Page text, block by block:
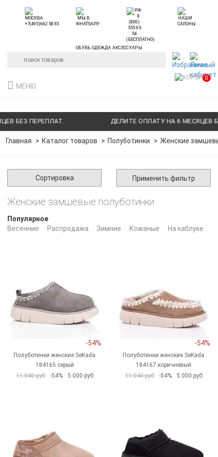
БЕЗ ПЕРЕПЛАТ. ДЕЛИТЕ ОПЛАТУ НА 6 МЕСЯЦЕВ
ОБУВЬ ОДЕЖДА АКСЕССУАРЫ
МЕНЮ
0
Главная Каталог товаров Полуботинки Женские
Сортировка Применить фильтр
Популярное
Весенние
Распродажа Зимние Кожаные На каблуке
Женские замшевые полуботинки
-54%
Полуботинки женские SeKada
184165 серый
11 040 руб
-54% 5 000 руб
-54%
Полуботинки женские SeKada
184167 коричневый
11 040 руб
-54% 5 000 руб